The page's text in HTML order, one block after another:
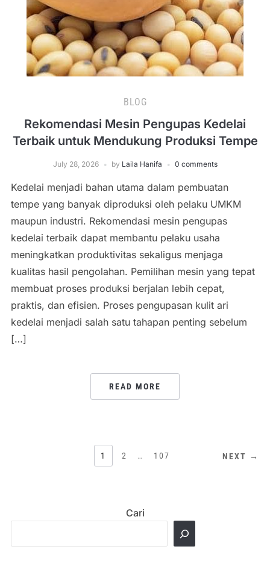
BLOG
Rekomendasi Mesin Pengupas Kedelai
Terbaik untuk Mendukung Produksi Tempe
July 28, 2026 by Laila Hanifa 0 comments
Kedelai menjadi bahan utama dalam pembuatan
tempe yang banyak diproduksi oleh pelaku UMKM
maupun industri. Rekomendasi mesin pengupas
kedelai terbaik dapat membantu pelaku usaha
meningkatkan produktivitas sekaligus menjaga
kualitas hasil pengolahan. Pemilihan mesin yang tepat
membuat proses produksi berjalan lebih cepat,
praktis, dan efisien. Proses pengupasan kulit ari
kedelai menjadi salah satu tahapan penting sebelum
[…]
READ MORE
PAGINATION
1 2 … 107 NEXT →
Cari